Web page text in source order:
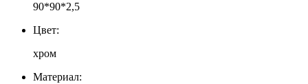
90*90*2,5
Цвет:
хром
Материал: